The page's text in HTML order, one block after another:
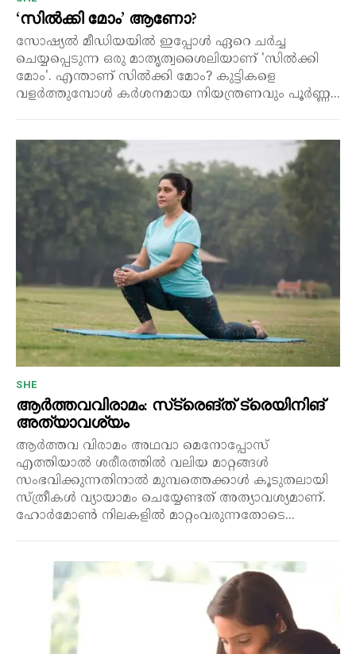
‘സിൽക്കി മോം’ ആണോ?
സോഷ്യൽ മീഡിയയിൽ ഇപ്പോൾ ഏറെ ചർച്ച
ചെയ്യപ്പെടുന്ന ഒരു മാതൃത്വശൈലിയാണ് 'സിൽക്കി
മോം'. എന്താണ് സിൽക്കി മോം? കുട്ടികളെ
വളർത്തുമ്പോൾ കർശനമായ നിയന്ത്രണവും പൂർണ്ണ...
SHE
ആർത്തവവിരാമം: സ്‌ട്രെങ്ത് ട്രെയിനിങ്
അത്യാവശ്യം
ആർത്തവ വിരാമം അഥവാ മെനോപ്പോസ്
എത്തിയാൽ ശരീരത്തിൽ വലിയ മാറ്റങ്ങൾ
സംഭവിക്കുന്നതിനാൽ മുമ്പത്തെക്കാൾ കൂടുതലായി
സ്ത്രീകൾ വ്യായാമം ചെയ്യേണ്ടത് അത്യാവശ്യമാണ്.
ഹോർമോൺ നിലകളിൽ മാറ്റംവരുന്നതോടെ...